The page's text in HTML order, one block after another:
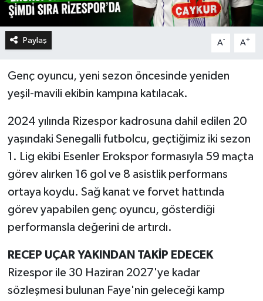
Paylaş A- A+
Genç oyuncu, yeni sezon öncesinde yeniden
yeşil-mavili ekibin kampına katılacak.
2024 yılında Rizespor kadrosuna dahil edilen 20
yaşındaki Senegalli futbolcu, geçtiğimiz iki sezon
1. Lig ekibi Esenler Erokspor formasıyla 59 maçta
görev alırken 16 gol ve 8 asistlik performans
ortaya koydu. Sağ kanat ve forvet hattında
görev yapabilen genç oyuncu, gösterdiği
performansla değerini de artırdı.
RECEP UÇAR YAKINDAN TAKİP EDECEK
Rizespor ile 30 Haziran 2027'ye kadar
sözleşmesi bulunan Faye'nin geleceği kamp